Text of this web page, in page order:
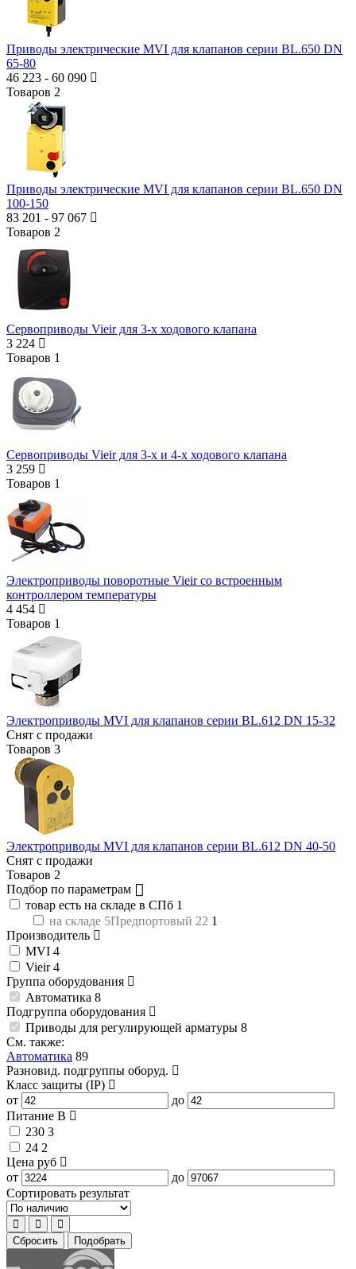
Приводы электрические MVI для клапанов серии BL.650 DN
65-80
46 223 - 60 090
Товаров 2
Приводы электрические MVI для клапанов серии BL.650 DN
100-150
83 201 - 97 067
Товаров 2
Сервоприводы Vieir для 3-х ходового клапана
3 224
Товаров 1
Сервоприводы Vieir для 3-x и 4-х ходового клапана
3 259
Товаров 1
Электроприводы поворотные Vieir со встроенным
контроллером температуры
4 454
Товаров 1
Электроприводы MVI для клапанов серии BL.612 DN 15-32
Снят с продажи
Товаров 3
Электроприводы MVI для клапанов серии BL.612 DN 40-50
Снят с продажи
Товаров 2
Подбор по параметрам
товар есть на складе в СПб 1
на складе 5Предпортовый 22 1
Производитель
MVI 4
Vieir4
Группа оборудования
Автоматика 8
Подгруппа оборудования
Приводы для регулирующей арматуры 8
См. также:
Автоматика 89
Разновид. подгруппы оборуд.
Класс защиты (IP)
от
до
Питание В
230 3
24 2
Цена руб
от
до
Сортировать результат
Сбросить Подобрать